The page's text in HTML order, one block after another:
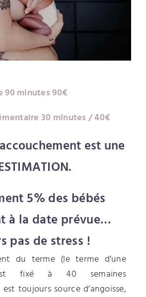
90 minutes 90€
30 minutes / 40€
est une
5% des bébés
à la date prévue…
pas de stress !
du terme (le terme d’une
fixé à 40 semaines
est toujours source d’angoisse,